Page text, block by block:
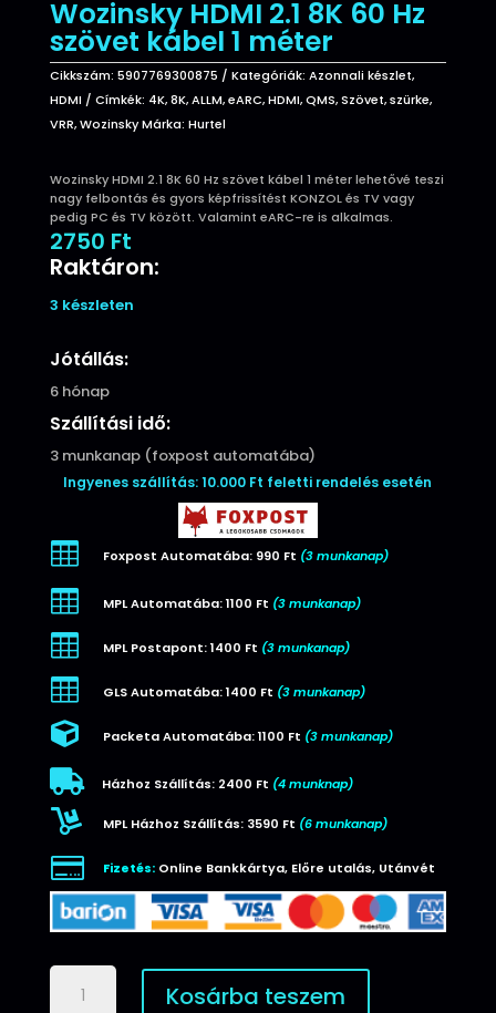
Wozinsky HDMI 2.1 8K 60 Hz
szövet kábel 1 méter
Cikkszám: 5907769300875 Kategóriák: Azonnali készlet,
HDMI
Címkék: 4K,8K,ALLM,eARC,HDMI,QMS,Szövet,szürke,
VRR,Wozinsky Márka: Hurtel
Wozinsky HDMI 2.1 8K 60 Hz szövet kábel 1 méter lehetővé teszi
nagy felbontás és gyors képfrissítést KONZOL és TV vagy
pedig PC és TV között. Valamint eARC-re is alkalmas.
2750 Ft
Raktáron:
3 készleten
Jótállás:
6 hónap
Szállítási idő:
3 munkanap (foxpost automatába)
Ingyenes szállítás: 10.000 Ft feletti rendelés esetén
 Foxpost Automatába: 990 Ft (3 munkanap)
 MPL Automatába: 1100 Ft (3 munkanap)
 MPL Postapont: 1400 Ft (3 munkanap)
 GLS Automatába: 1400 Ft (3 munkanap)
 Packeta Automatába: 1100 Ft (3 munkanap)
 Házhoz Szállítás: 2400 Ft (4 munknap)
 MPL Házhoz Szállítás: 3590 Ft (6 munkanap)
 Fizetés:Online Bankkártya, Előre utalás, Utánvét
Wozinsky
HDMI
Kosárba teszem